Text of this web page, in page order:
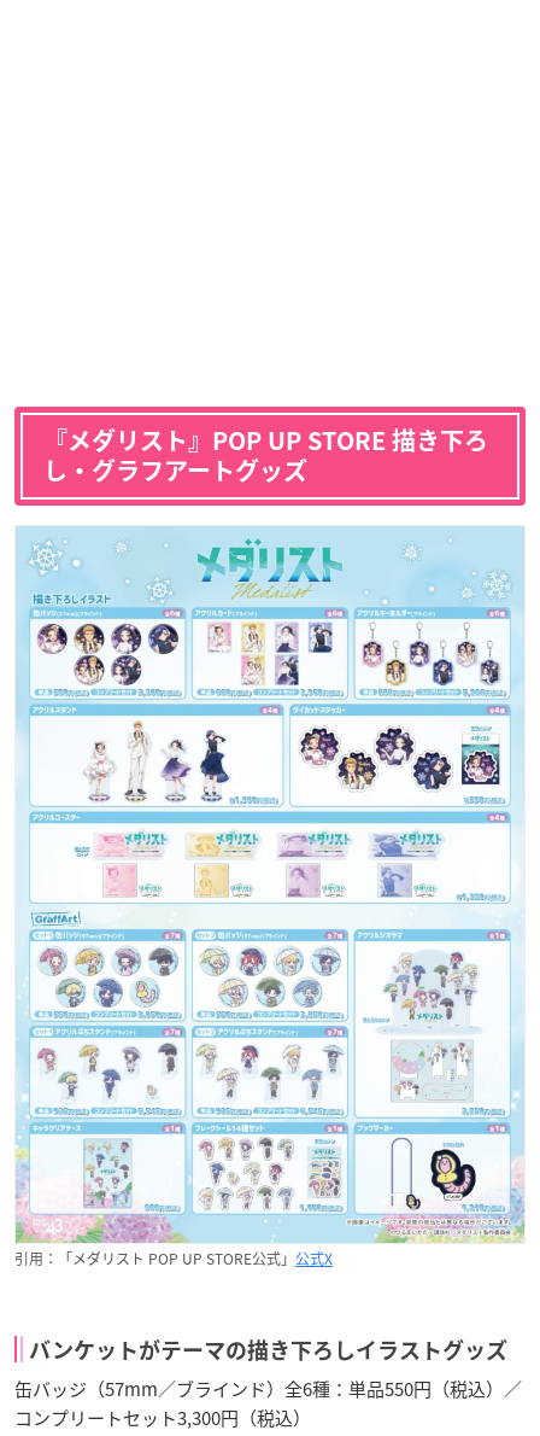
『メダリスト』POP UP STORE 描き下ろ
し・グラフアートグッズ
引用：「メダリスト POP UP STORE公式」 公式X
バンケットがテーマの描き下ろしイラストグッズ
缶バッジ（57mm／ブラインド）全6種：単品550円（税込）／
コンプリートセット3,300円（税込）